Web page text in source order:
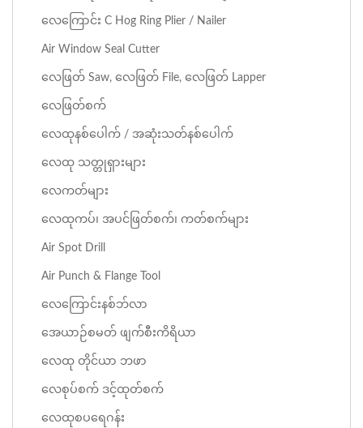
လေကြောင်း C Hog Ring Plier / Nailer
Air Window Seal Cutter
လေဖြတ် Saw, လေဖြတ် File, လေဖြတ် Lapper
လေဖြတ်စက်
လေထုနစ်ပေါက် / အဆုံးသတ်နစ်ပေါက်
လေထု သတ္တုရှားများ
လေကတ်များ
လေထုကပ်၊ အပင်ဖြတ်စက်၊ ကတ်စက်များ
Air Spot Drill
Air Punch & Flange Tool
လေကြောင်းနစ်ဘ်လာ
အေယာဉ်စမတ် ဖျက်စီးကိရိယာ
လေထု တိုင်ယာ ဘဖာ
လေစုပ်စက် ဒင့်ထုတ်စက်
လေထုစပရေဂန်း